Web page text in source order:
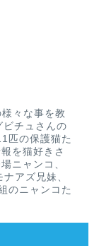
々な事を教
チュさんの
匹の保護猫た
を猫好きさ
ニャンコ、
アズ兄妹、
のニャンコた